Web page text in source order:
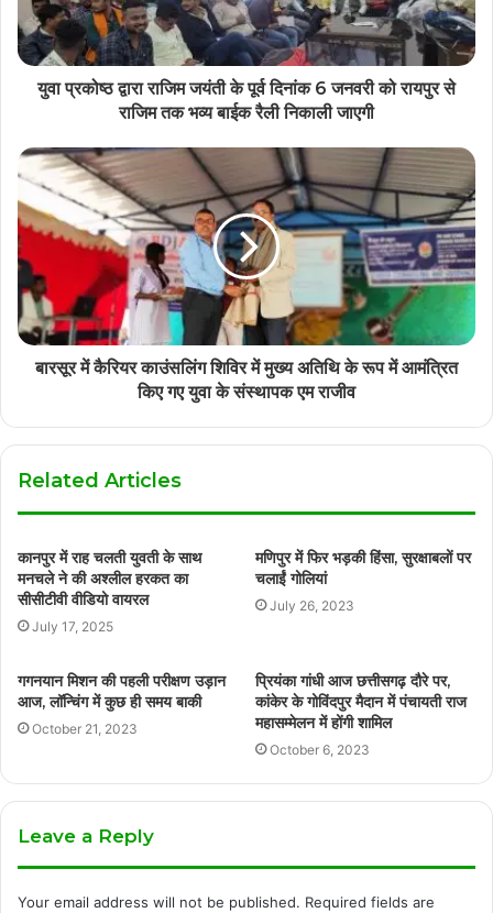
युवा प्रकोष्ठ द्वारा राजिम जयंती के पूर्व दिनांक 6 जनवरी को रायपुर से
राजिम तक भव्य बाईक रैली निकाली जाएगी
बारसूर में कैरियर काउंसलिंग शिविर में मुख्य अतिथि के रूप में आमंत्रित
किए गए युवा के संस्थापक एम राजीव
Related Articles
कानपुर में राह चलती युवती के साथ
मनचले ने की अश्लील हरकत का
सीसीटीवी वीडियो वायरल
July 17, 2025
मणिपुर में फिर भड़की हिंसा, सुरक्षाबलों पर
चलाईं गोलियां
July 26, 2023
गगनयान मिशन की पहली परीक्षण उड़ान
आज, लॉन्चिंग में कुछ ही समय बाकी
October 21, 2023
प्रियंका गांधी आज छत्तीसगढ़ दौरे पर,
कांकेर के गोविंदपुर मैदान में पंचायती राज
महासम्मेलन में होंगी शामिल
October 6, 2023
Leave a Reply
Your email address will not be published. Required fields are